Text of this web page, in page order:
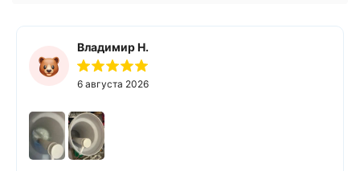
Владимир Н.
6 августа 2026